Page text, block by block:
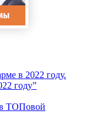
в 2022 году.
году”
ТОПовой